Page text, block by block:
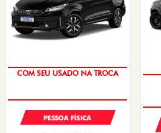
PESSOA FÍSICA